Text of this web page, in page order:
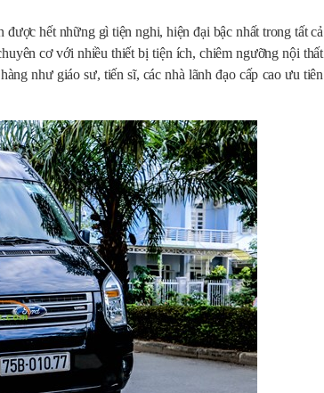
hết những gì tiện nghi, hiện đại bậc nhất trong tất cả
cơ với nhiều thiết bị tiện ích, chiêm ngưỡng nội thất
như giáo sư, tiến sĩ, các nhà lãnh đạo cấp cao ưu tiên